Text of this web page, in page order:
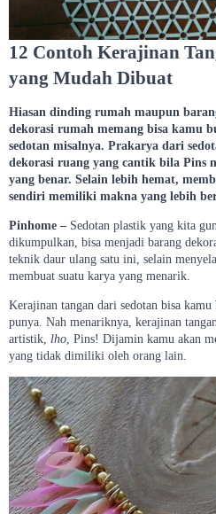
12 Contoh Kerajinan
yang Mudah Dibuat
Hiasan dinding rumah maupun
dekorasi rumah memang bisa kamu
sedotan misalnya. Prakarya dari
dekorasi ruang yang cantik bila Pins
yang benar. Selain lebih hemat,
sendiri memiliki makna yang lebih
Pinhome – Sedotan plastik yang kita
dikumpulkan, bisa menjadi barang
teknik daur ulang satu ini, selain
membuat suatu karya yang menarik.
Kerajinan tangan dari sedotan bisa
punya. Nah menariknya, kerajinan
artistik, lho, Pins! Dijamin kamu akan
yang tidak dimiliki oleh orang lain.